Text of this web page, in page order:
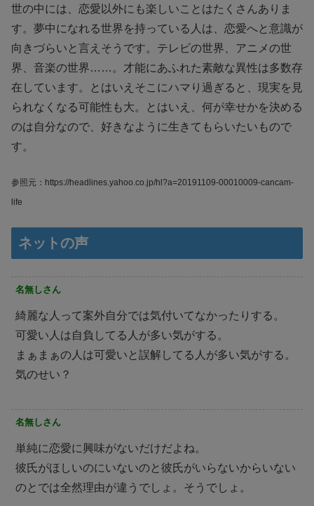
世の中には、恋愛以外にも楽しいことはたくさんありま
す。夢中になれる世界を持っている人は、恋愛へと意識が
向きづらいと言えそうです。テレビの世界、アニメの世
界、音楽の世界……。才能にあふれた素敵な異性は多数存
在しています。とはいえそこにハマり過ぎると、現実を見
られなくなる可能性も大。とはいえ、何が幸せかを決める
のは自分なので、好きなように生きてもらいたいもので
す。
参照元：https://headlines.yahoo.co.jp/hl?a=20191109-00010009-cancam-
life
ネットの声
名無しさん
綺麗な人って案外自分では気付いてなかったりする。
可愛い人は自負してる人が多い気がする。
まぁまぁの人は可愛いと誤解してる人が多い気がする。
気のせい？
名無しさん
単純に恋愛に興味がないだけだよね。
彼氏がほしいのにいないのと彼氏がいらないからいない
のとでは全然理由が違うでしょ。そうでしょ。